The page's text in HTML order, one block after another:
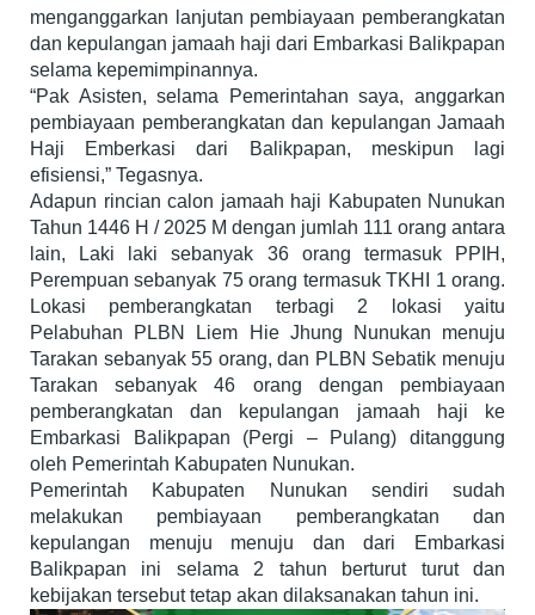
menganggarkan lanjutan pembiayaan pemberangkatan
dan kepulangan jamaah haji dari Embarkasi Balikpapan
selama kepemimpinannya.
“Pak Asisten, selama Pemerintahan saya, anggarkan
pembiayaan pemberangkatan dan kepulangan Jamaah
Haji Emberkasi dari Balikpapan, meskipun lagi
efisiensi,” Tegasnya.
Adapun rincian calon jamaah haji Kabupaten Nunukan
Tahun 1446 H / 2025 M dengan jumlah 111 orang antara
lain, Laki laki sebanyak 36 orang termasuk PPIH,
Perempuan sebanyak 75 orang termasuk TKHI 1 orang.
Lokasi pemberangkatan terbagi 2 lokasi yaitu
Pelabuhan PLBN Liem Hie Jhung Nunukan menuju
Tarakan sebanyak 55 orang, dan PLBN Sebatik menuju
Tarakan sebanyak 46 orang dengan pembiayaan
pemberangkatan dan kepulangan jamaah haji ke
Embarkasi Balikpapan (Pergi – Pulang) ditanggung
oleh Pemerintah Kabupaten Nunukan.
Pemerintah Kabupaten Nunukan sendiri sudah
melakukan pembiayaan pemberangkatan dan
kepulangan menuju menuju dan dari Embarkasi
Balikpapan ini selama 2 tahun berturut turut dan
kebijakan tersebut tetap akan dilaksanakan tahun ini.